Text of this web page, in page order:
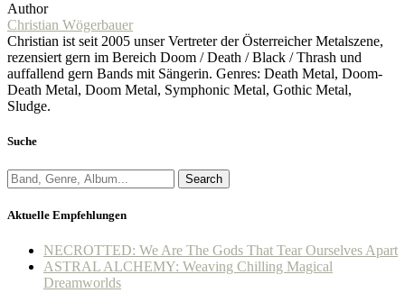
Author
Christian Wögerbauer
Christian ist seit 2005 unser Vertreter der Österreicher Metalszene,
rezensiert gern im Bereich Doom / Death / Black / Thrash und
auffallend gern Bands mit Sängerin. Genres: Death Metal, Doom-
Death Metal, Doom Metal, Symphonic Metal, Gothic Metal,
Sludge.
Suche
Search
Aktuelle Empfehlungen
NECROTTED: We Are The Gods That Tear Ourselves Apart
ASTRAL ALCHEMY: Weaving Chilling Magical
Dreamworlds